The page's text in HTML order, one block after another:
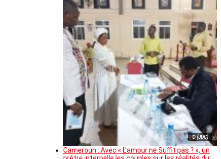
© (JDC)
Cameroun : Avec « L’amour ne Suffit pas ? », un